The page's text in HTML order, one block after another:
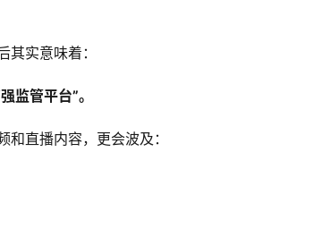
实意味着：
监管平台”。
直播内容，更会波及：